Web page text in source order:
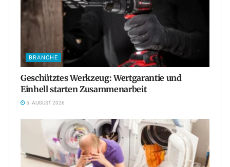
BRANCHE
Geschütztes Werkzeug: Wertgarantie und
Einhell starten Zusammenarbeit
5. AUGUST 2026